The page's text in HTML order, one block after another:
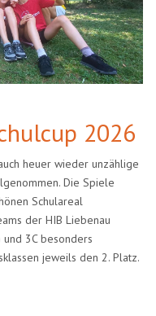
2026
heuer wieder unzählige
Die Spiele
Schulareal
der HIB Liebenau
3C besonders
jeweils den 2. Platz.